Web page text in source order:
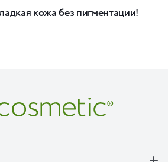
кожа без пигментации!